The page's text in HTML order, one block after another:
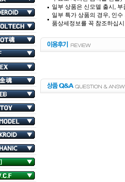
일부 상품은 신모델 출시,
일부 특가 상품의 경우, 인
품상세정보를 꼭 참조하십